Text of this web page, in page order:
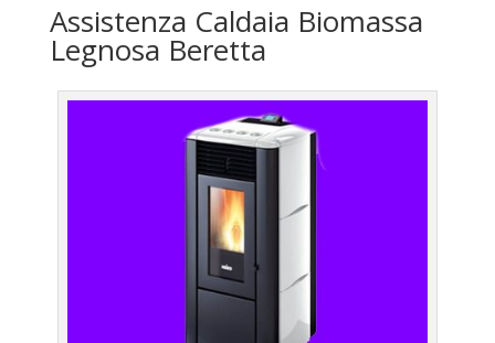
Assistenza Caldaia Biomassa
Legnosa Beretta